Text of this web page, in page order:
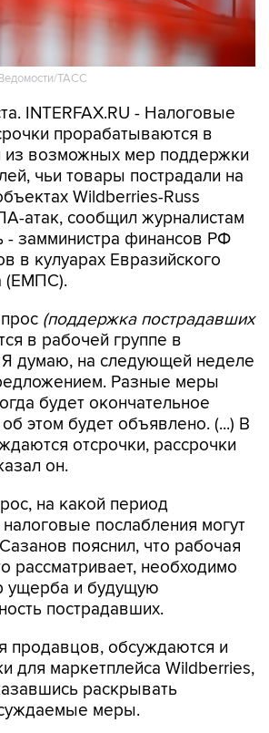
ТАСС
INTERFAX.RU - Налоговые
прорабатываются в
из возможных мер поддержки
чьи товары пострадали на
Wildberries-Russ
атак, сообщил журналистам
- замминистра финансов РФ
в кулуарах Евразийского
(ЕМПС).
(поддержка пострадавших
в рабочей группе в
Я думаю, на следующей неделе
Разные меры
будет окончательное
этом будет объявлено. (...) В
отсрочки, рассрочки
он.
на какой период
послабления могут
пояснил, что рабочая
рассматривает, необходимо
ущерба и будущую
пострадавших.
продавцов, обсуждаются и
для маркетплейса Wildberries,
раскрывать
меры.